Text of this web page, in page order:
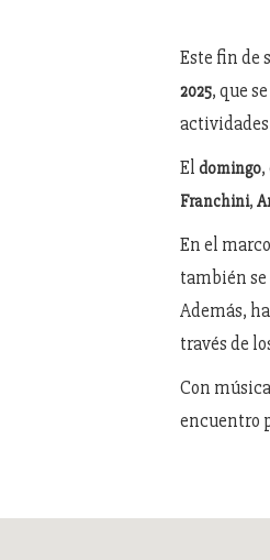
Este fin de
2025, que
El domingo
Franchini,
En el
también
Además,
través de
Con
encuentro